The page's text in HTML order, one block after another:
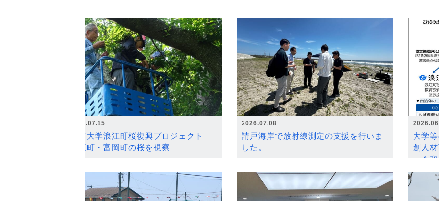
2026.07.15
弘前大学浪江町桜復興プロジェクト
浪江町・富岡町の桜を視察
2026.07.08
請戸海岸で放射線測定の支援を行いま
した。
大学
創人
～令